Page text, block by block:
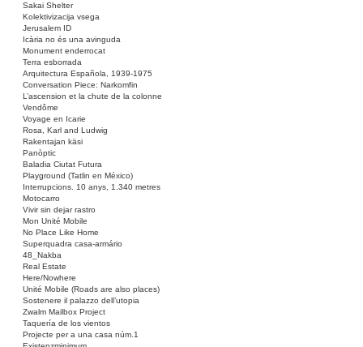
Sakai Shelter
Kolektivizacija vsega
Jerusalem ID
Icària no és una avinguda
Monument enderrocat
Terra esborrada
Arquitectura Española, 1939-1975
Conversation Piece: Narkomfin
L’ascension et la chute de la colonne
Vendôme
Voyage en Icarie
Rosa, Karl and Ludwig
Rakentajan käsi
Panòptic
Baladia Ciutat Futura
Playground (Tatlin en México)
Interrupcions. 10 anys, 1.340 metres
Motocarro
Vivir sin dejar rastro
Mon Unité Mobile
No Place Like Home
Superquadra casa-armário
48_Nakba
Real Estate
Here/Nowhere
Unité Mobile (Roads are also places)
Sostenere il palazzo dell’utopia
Zwalm Mailbox Project
Taquería de los vientos
Projecte per a una casa núm.1